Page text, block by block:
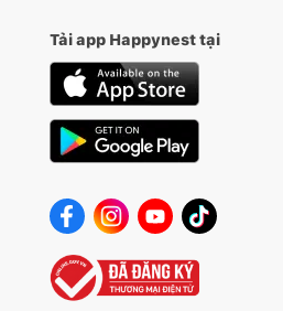
Tải app Happynest tại